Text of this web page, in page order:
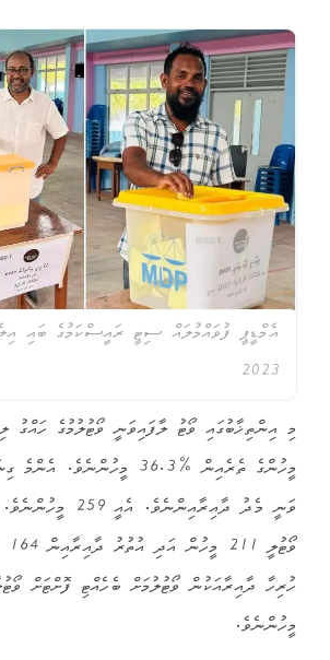
އެމްޑީޕީ ފުވައްމުލައް ސިޓީ ރައީސްކަމުގެ ބައި
2023
މީހުންގެ ތެރެއިން %36.3
ވަނީ މެދު
މީހުންނެވެ.